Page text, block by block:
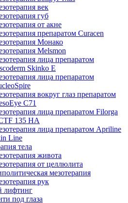
век
губ
от акне
препаратом Curacen
Монако
Melsmon
лица препаратом
Skinko E
лица препаратом
вокруг глаз препаратом
С71
лица препаратом Filorga
135 HA
лица препаратом Apriline
Line
тела
живота
от целлюлита
мезотерапия
рук
лифтинг
под глаза